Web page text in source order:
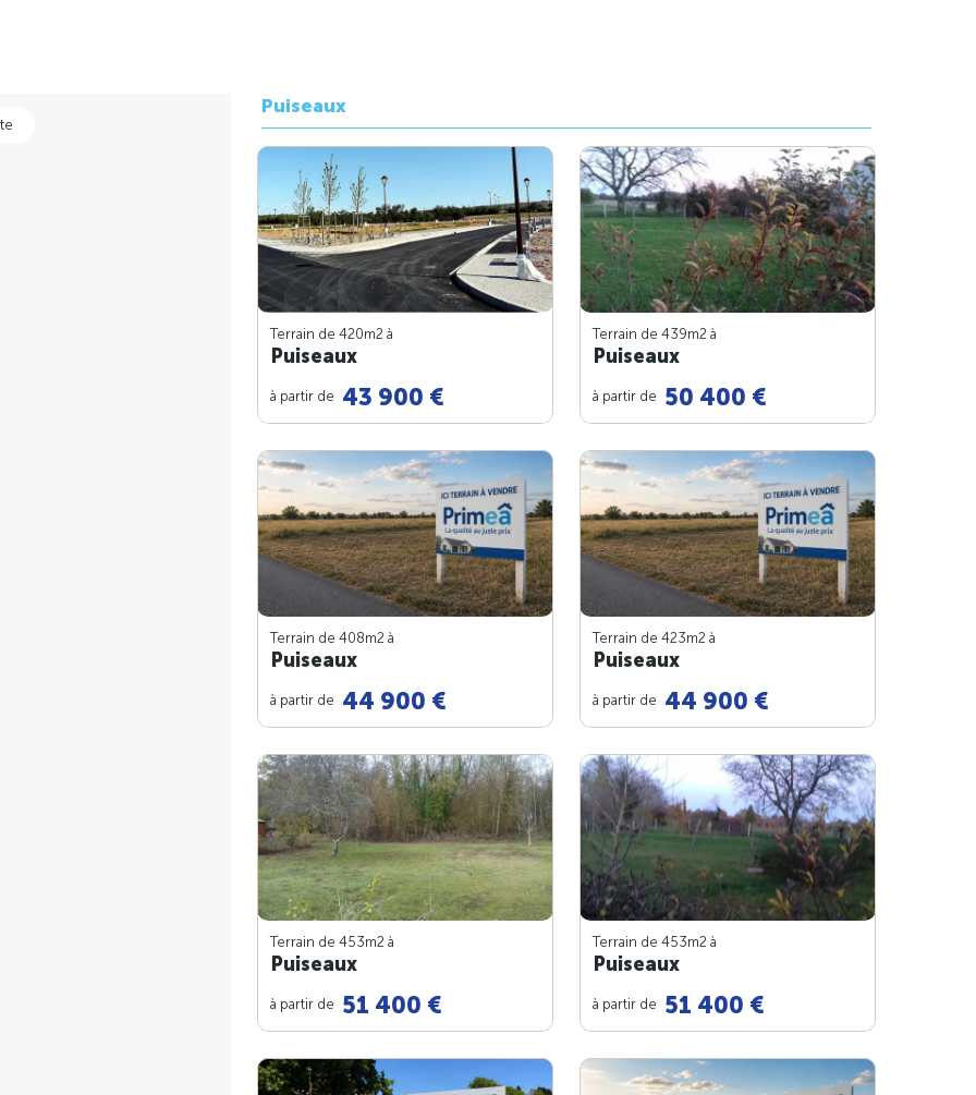
Puiseaux
Terrain de 420m2 à
Puiseaux
à partir de 43 900 €
Terrain de 439m2 à
Puiseaux
à partir de 50 400 €
Terrain de 408m2 à
Puiseaux
à partir de 44 900 €
Terrain de 423m2 à
Puiseaux
à partir de 44 900 €
Terrain de 453m2 à
Puiseaux
à partir de 51 400 €
Terrain de 453m2 à
Puiseaux
à partir de 51 400 €